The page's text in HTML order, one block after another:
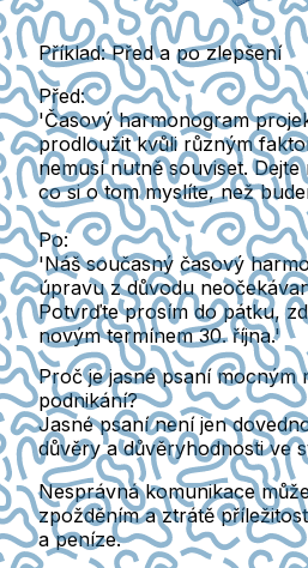
Příklad: Před a po zlepšení
Před:
'Časový harmonogram
prodloužit kvůli různým
nemusí nutně souviset.
co si o tom myslíte, než
Po:
'Náš současný časový
úpravu z důvodu
Potvrďte prosím do pátku,
novým termínem 30. října.'
Proč je jasné psaní mocným
podnikání?
Jasné psaní není jen
důvěry a důvěryhodnosti ve
Nesprávná komunikace
zpožděním a ztrátě
a peníze.